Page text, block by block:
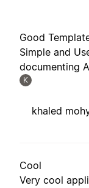
Good
Simple and
documenting
K
khaled
Cool
Very cool